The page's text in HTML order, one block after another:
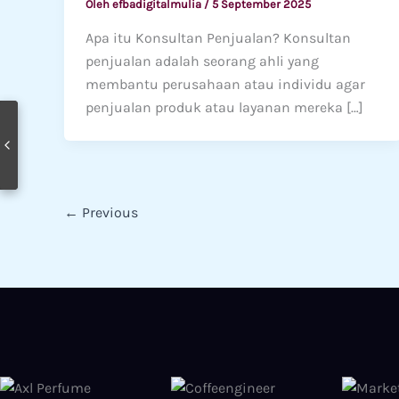
Oleh efbadigitalmulia / 5 September 2025
Apa itu Konsultan Penjualan? Konsultan
penjualan adalah seorang ahli yang
membantu perusahaan atau individu agar
penjualan produk atau layanan mereka […]
← Previous